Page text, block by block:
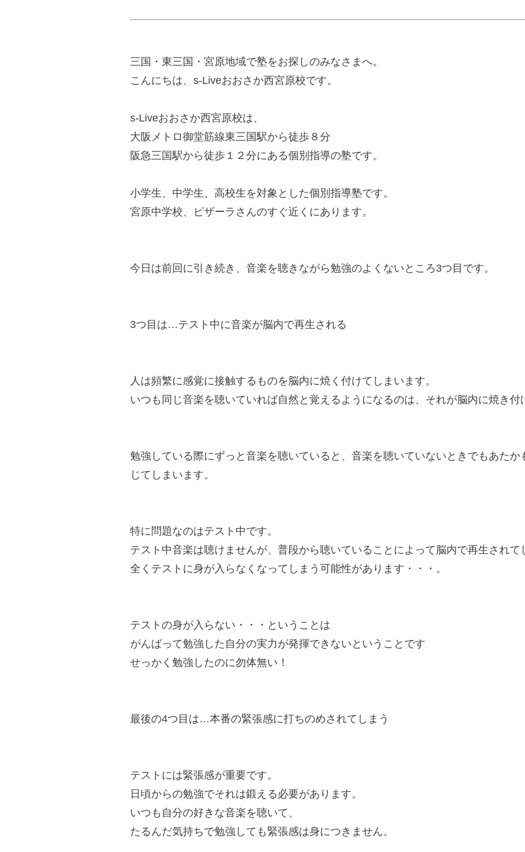
三国・東三国・宮原地域で塾をお探しのみなさまへ。
こんにちは、s-Liveおおさか西宮原校です。
s-Liveおおさか西宮原校は、
大阪メトロ御堂筋線東三国駅から徒歩８分
阪急三国駅から徒歩１２分にある個別指導の塾です。
小学生、中学生、高校生を対象とした個別指導塾です。
宮原中学校、ピザーラさんのすぐ近くにあります。
今日は前回に引き続き、音楽を聴きながら勉強のよくないところ3つ目です。
3つ目は…テスト中に音楽が脳内で再生される
人は頻繁に感覚に接触するものを脳内に焼く付けてしまいます。
いつも同じ音楽を聴いていれば自然と覚えるようになるのは、それが脳内に焼き
勉強している際にずっと音楽を聴いていると、音楽を聴いていないときでもあた
じてしまいます。
特に問題なのはテスト中です。
テスト中音楽は聴けませんが、普段から聴いていることによって脳内で再生されて
全くテストに身が入らなくなってしまう可能性があります・・・。
テストの身が入らない・・・ということは
がんばって勉強した自分の実力が発揮できないということです
せっかく勉強したのに勿体無い！
最後の4つ目は…本番の緊張感に打ちのめされてしまう
テストには緊張感が重要です。
日頃からの勉強でそれは鍛える必要があります。
いつも自分の好きな音楽を聴いて、
たるんだ気持ちで勉強しても緊張感は身につきません。